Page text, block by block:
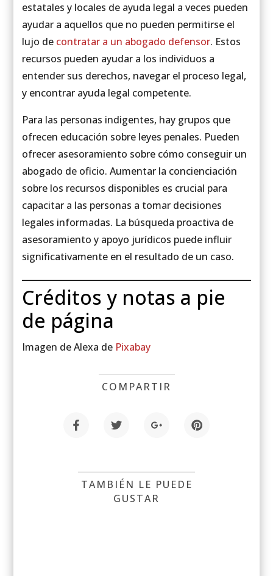
estatales y locales de ayuda legal a veces pueden
ayudar a aquellos que no pueden permitirse el
lujo de contratar a un abogado defensor. Estos
recursos pueden ayudar a los individuos a
entender sus derechos, navegar el proceso legal,
y encontrar ayuda legal competente.
Para las personas indigentes, hay grupos que
ofrecen educación sobre leyes penales. Pueden
ofrecer asesoramiento sobre cómo conseguir un
abogado de oficio. Aumentar la concienciación
sobre los recursos disponibles es crucial para
capacitar a las personas a tomar decisiones
legales informadas. La búsqueda proactiva de
asesoramiento y apoyo jurídicos puede influir
significativamente en el resultado de un caso.
Créditos y notas a pie
de página
Imagen de Alexa de Pixabay
COMPARTIR
TAMBIÉN LE PUEDE
GUSTAR